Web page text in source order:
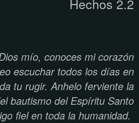
mío, conoces mi corazón
escuchar todos los días en
tu rugir. Anhelo ferviente la
bautismo del Espíritu Santo
fiel en toda la humanidad.